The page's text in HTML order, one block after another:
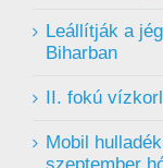
Leállítják a
Biharban
II. fokú
Mobil